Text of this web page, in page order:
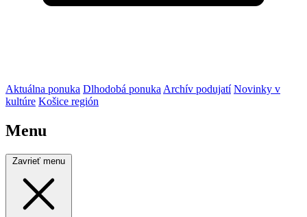
Aktuálna ponuka Dlhodobá ponuka Archív podujatí Novinky v
kultúre Košice región
Menu
Zavrieť menu